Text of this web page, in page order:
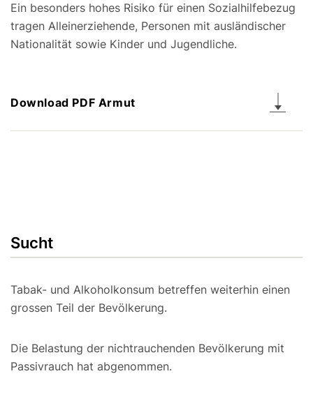
Ein besonders hohes Risiko für einen Sozialhilfebezug
tragen Alleinerziehende, Personen mit ausländischer
Nationalität sowie Kinder und Jugendliche.
Download PDF Armut
Sucht
Tabak- und Alkoholkonsum betreffen weiterhin einen
grossen Teil der Bevölkerung.
Die Belastung der nichtrauchenden Bevölkerung mit
Passivrauch hat abgenommen.